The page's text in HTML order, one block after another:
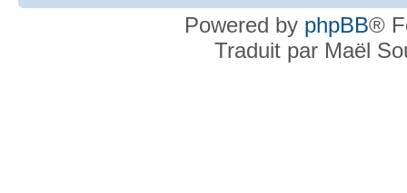
Powered by phpBB®
Traduit par Maël